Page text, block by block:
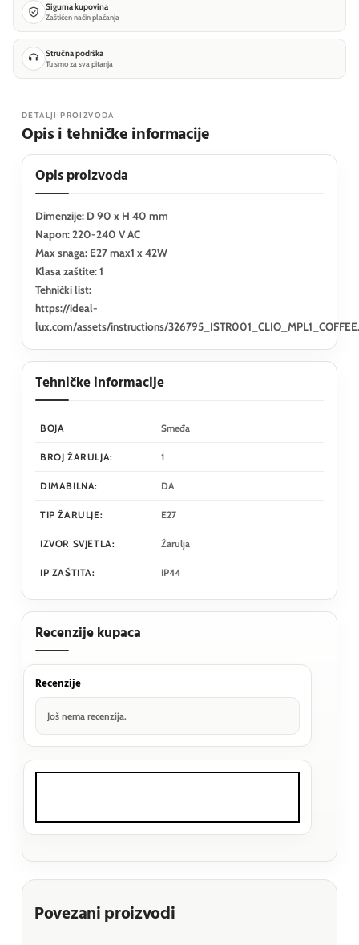
Sigurna kupovina
Zaštićen način plaćanja
Stručna podrška
Tu smo za sva pitanja
DETALJI PROIZVODA
Opis i tehničke informacije
Opis proizvoda
Dimenzije: D 90 x H 40 mm
Napon: 220-240 V AC
Max snaga: E27 max1 x 42W
Klasa zaštite: 1
Tehnički list:
https://ideal-
lux.com/assets/instructions/
Tehničke informacije
BOJA Smeđa
BROJ ŽARULJA: 1
DIMABILNA: DA
TIP ŽARULJE: E27
IZVOR SVJETLA: Žarulja
IP ZAŠTITA: IP44
Recenzije kupaca
Recenzije
Još nema recenzija.
Povezani proizvodi